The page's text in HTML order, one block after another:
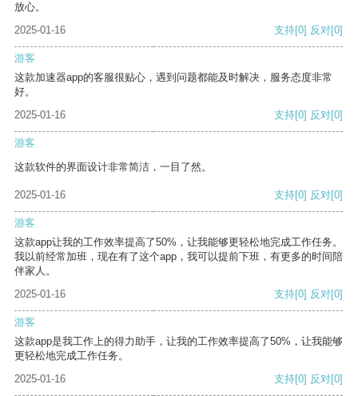
放心。
2025-01-16
支持[0] 反对[0]
游客
这款加速器app的客服很贴心，遇到问题都能及时解决，服务态度非常
好。
2025-01-16
支持[0] 反对[0]
游客
这款软件的界面设计非常简洁，一目了然。
2025-01-16 支持[0] 反对[0]
游客
这款app让我的工作效率提高了50%，让我能够更轻松地完成工作任务。
我以前经常加班，现在有了这个app，我可以提前下班，有更多的时间陪
伴家人。
2025-01-16
支持[0] 反对[0]
游客
这款app是我工作上的得力助手，让我的工作效率提高了50%，让我能够
更轻松地完成工作任务。
2025-01-16
支持[0] 反对[0]